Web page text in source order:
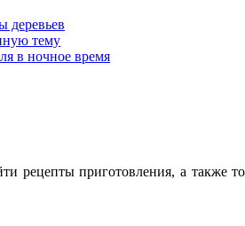
деревьев
тему
в ночное время
рецепты приготовления, а также